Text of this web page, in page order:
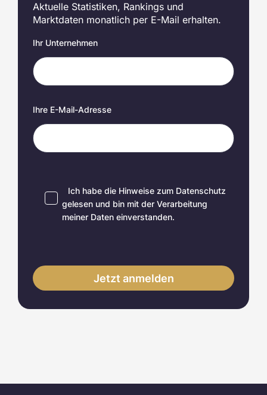
Aktuelle Statistiken, Rankings und
Marktdaten monatlich per E-Mail erhalten.
Ihr Unternehmen
Ihre E-Mail-Adresse
Ich habe die Hinweise zum Datenschutz
gelesen und bin mit der Verarbeitung
meiner Daten einverstanden.